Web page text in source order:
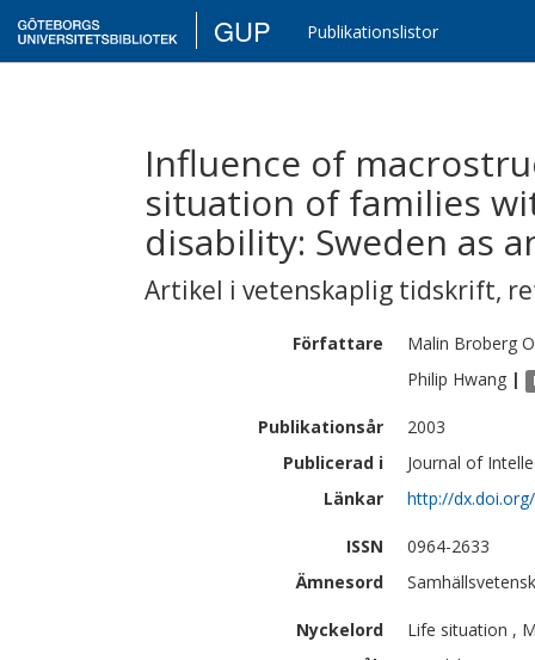
GUP Publikationslistor
Influence of
situation of families
disability: Sweden as
Artikel i vetenskaplig tidskrift,
Författare Malin Broberg
Philip Hwang |
Publikationsår
2003
Publicerad i
Journal of
Länkar
http://
ISSN
0964-2633
Ämnesord
Nyckelord
Life situation ,